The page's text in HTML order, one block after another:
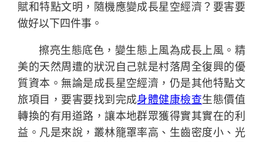
賦和特點文明，隨機應變成長星空經濟？要害要
做好以下四件事。
擦亮生態底色，變生態上風為成長上風。精
美的天然周遭的狀況自己就是村落周全復興的優
質資本。無論是成長星空經濟，仍是其他特點文
旅項目，要害要找到完成身體健康檢查生態價值
轉換的有用道路，讓本地群眾獲得實其實在的利
益。凡是來說，叢林籠罩率高、生齒密度小、光